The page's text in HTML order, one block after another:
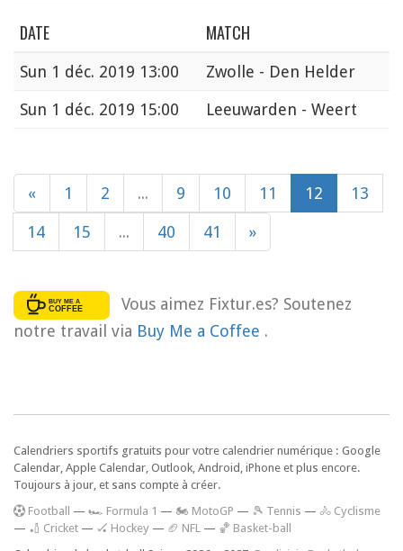
DATE MATCH
Sun 1 déc. 2019 13:00
Zwolle - Den Helder
Sun 1 déc. 2019 15:00 Leeuwarden - Weert
« 1 2 ... 9 10 11 12 13
14 15 ... 40 41 »
Vous aimez Fixtur.es? Soutenez
notre travail via Buy Me a Coffee .
Calendriers sportifs gratuits pour votre calendrier numérique : Google
Calendar, Apple Calendar, Outlook, Android, iPhone et plus encore.
Toujours à jour, et sans compte à créer.
Football — 🏎️ Formula 1 — 🏍 MotoGP — 🎾 Tennis — 🚴 Cyclisme
— 🏏 Cricket — 🏑 Hockey — 🏈 NFL — 🏀 Basket-ball